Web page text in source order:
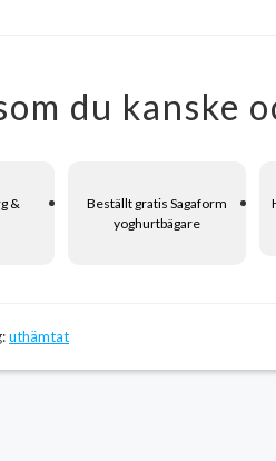
du kanske
&
Beställt gratis Sagaform
yoghurtbägare
uthämtat